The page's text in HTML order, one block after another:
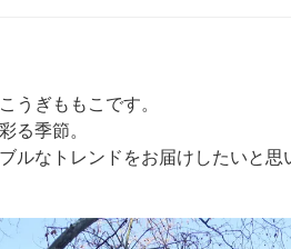
うぎももこです。
る季節。
ルなトレンドをお届けしたいと思